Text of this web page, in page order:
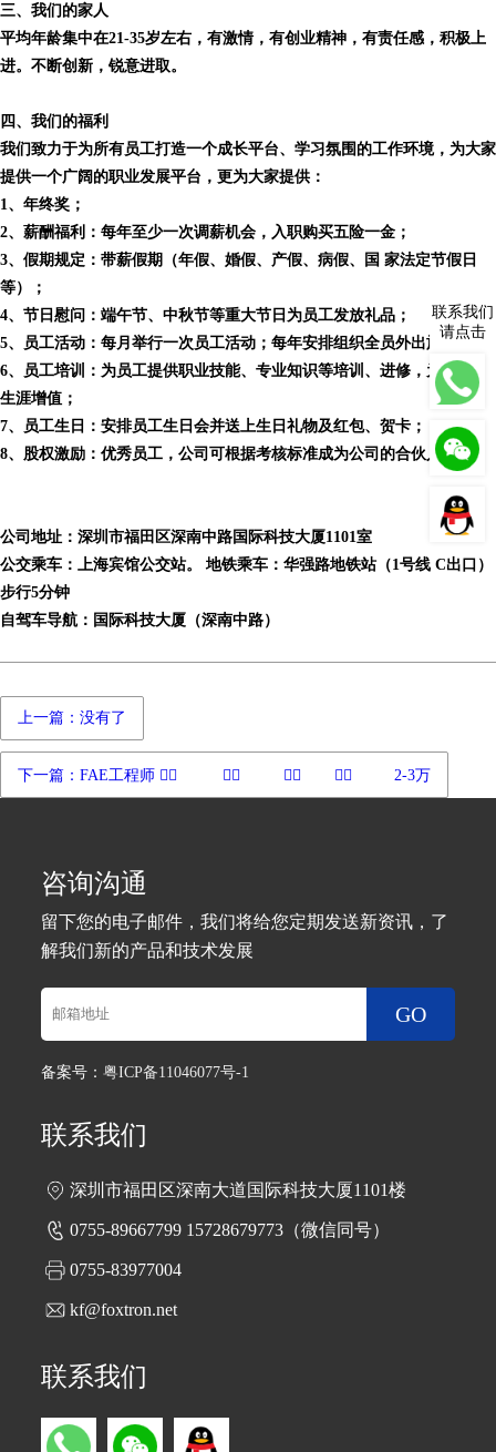
三、我们的家人
平均年龄集中在21-35岁左右，有激情，有创业精神，有责任感，积极上
进。不断创新，锐意进取。
四、我们的福利
我们致力于为所有员工打造一个成长平台、学习氛围的工作环境，为大家
提供一个广阔的职业发展平台，更为大家提供：
1、年终奖；
2、薪酬福利：每年至少一次调薪机会，入职购买五险一金；
3、假期规定：带薪假期（年假、婚假、产假、病假、国 家法定节假日
等）；
4、节日慰问：端午节、中秋节等重大节日为员工发放礼品；
5、员工活动：每月举行一次员工活动；每年安排组织全员外出旅游；
6、员工培训：为员工提供职业技能、专业知识等培训、进修，为你职业
生涯增值；
7、员工生日：安排员工生日会并送上生日礼物及红包、贺卡；
8、股权激励：优秀员工，公司可根据考核标准成为公司的合伙人；
公司地址：深圳市福田区深南中路国际科技大厦1101室
公交乘车：上海宾馆公交站。 地铁乘车：华强路地铁站（1号线 C出口）
步行5分钟
自驾车导航：国际科技大厦（深南中路）
上一篇：没有了
下一篇：FAE工程师 ᅟᅠ ‎‏ ᅟᅠ ‎‏ ᅟᅠ ‎‏ᅟᅠ ‎‏ ᅟ2-3万
咨询沟通
留下您的电子邮件，我们将给您定期发送新资讯，了
解我们新的产品和技术发展
GO
备案号：粤ICP备11046077号-1
联系我们
深圳市福田区深南大道国际科技大厦1101楼
0755-89667799 15728679773（微信同号）
0755-83977004
kf@foxtron.net
联系我们
联系我们
请点击